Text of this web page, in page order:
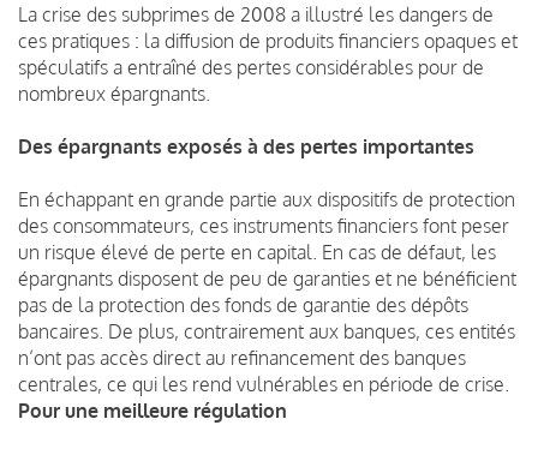
La crise des subprimes de 2008 a illustré les dangers de
ces pratiques : la diffusion de produits financiers opaques et
spéculatifs a entraîné des pertes considérables pour de
nombreux épargnants.
Des épargnants exposés à des pertes importantes
En échappant en grande partie aux dispositifs de protection
des consommateurs, ces instruments financiers font peser
un risque élevé de perte en capital. En cas de défaut, les
épargnants disposent de peu de garanties et ne bénéficient
pas de la protection des fonds de garantie des dépôts
bancaires. De plus, contrairement aux banques, ces entités
n’ont pas accès direct au refinancement des banques
centrales, ce qui les rend vulnérables en période de crise.
Pour une meilleure régulation